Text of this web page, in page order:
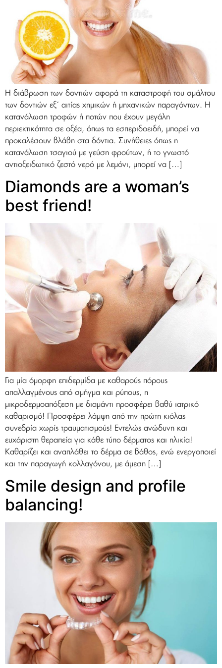
Η διάβρωση των δοντιών αφορά τη καταστροφή του σμάλτου
των δοντιών εξ΄ αιτίας χημικών ή μηχανικών παραγόντων. Η
κατανάλωση τροφών ή ποτών που έχουν μεγάλη
περιεκτικότητα σε οξέα, όπως τα εσπεριδοειδή, μπορεί να
προκαλέσουν βλάβη στα δόντια. Συνήθειες όπως η
κατανάλωση τσαγιού με γεύση φρούτων, ή το γνωστό
αντιοξειδωτικό ζεστό νερό με λεμόνι, μπορεί να […]
Diamonds are a woman’s
best friend!
Για μία όμορφη επιδερμίδα με καθαρούς πόρους
απαλλαγμένους από σμήγμα και ρύπους, η
μικροδερμοαπόξεση με διαμάντι προσφέρει βαθύ ιατρικό
καθαρισμό! Προσφέρει λάμψη από την πρώτη κιόλας
συνεδρία χωρίς τραυματισμούς! Εντελώς ανώδυνη και
ευχάριστη θεραπεία για κάθε τύπο δέρματος και ηλικία!
Καθαρίζει και αναπλάθει το δέρμα σε βάθος, ενώ ενεργοποιεί
και την παραγωγή κολλαγόνου, με άμεση […]
Smile design and profile
balancing!